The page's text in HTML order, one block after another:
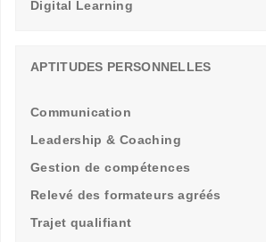
Digital Learning
APTITUDES PERSONNELLES
Communication
Leadership & Coaching
Gestion de compétences
Relevé des formateurs agréés
Trajet qualifiant